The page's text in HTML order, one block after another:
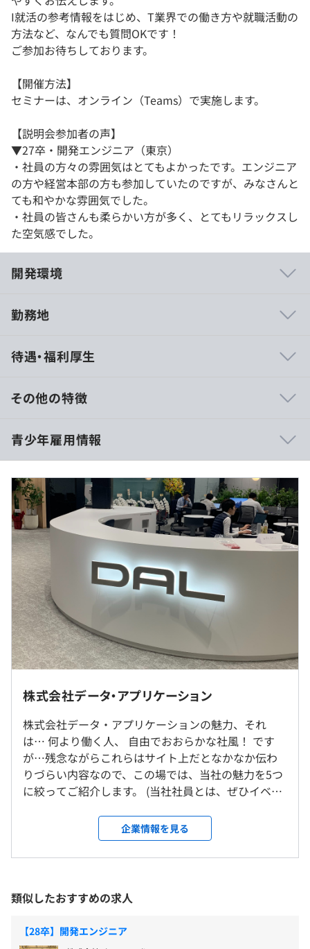
I就活の参考情報をはじめ、T業界での働き方や就職活動の
方法など、なんでも質問OKです！
ご参加お待ちしております。
【開催方法】
セミナーは、オンライン（Teams）で実施します。
【説明会参加者の声】
▼27卒・開発エンジニア（東京）
・社員の方々の雰囲気はとてもよかったです。エンジニア
の方や経営本部の方も参加していたのですが、みなさんと
ても和やかな雰囲気でした。
・社員の皆さんも柔らかい方が多く、とてもリラックスし
た空気感でした。
開発環境
残業時間15時間、フルフレックス制の導入など長く働け
少数精鋭で開発する環境ですので、入社してから前線で活
躍していただくことが可能です。
たりとした雰囲気もありながら自分のペースで仕事ができ
る環境です。
■メタバース環境あり
出社してても、在宅しててもコミュニケーションがとりや
すいようにメタバースを導入しております。
在宅でも1人で作業してても、社員のコミュニケーション
をとりやすい環境を心がけております。
■売上の17%を研究開発に投資
「EDI＝企業間電子データ交換」は、業務の効率化･生産
性向上、今後のDXに欠かせません。
業界をリードする研究開発 型企業として、「技術力･製品
力」が一番の強みです。
売上高3年間平均に対し17％を研究開発に投資しており、
売上高100億円以下の上場企業1,000社の中で上位10社に
ランクインする投資水準となっています。
■EDIミドルウェア市場でシェアNo.1
EDIとは、企業間電子取引を実現するシステムで日常に非
通信ネットワークテクノロジーであるEDIは、企業間シス
テムの大量受発注取引をDX化し、人的コストの削減や機
会損失の減少といっ た、さまざまな生産性向上効果を生
オブジェクト指向、ウォーターフォール
勤務地
鹿児島県鹿児島市武1丁目2-10 JR鹿児島中央ビル【鹿児
島オフィス】
受動喫煙防止措置に関する事項
原則屋内禁煙
待遇・福利厚生
所要時間：1時間30分
休憩時間：インターンのためなし
平均残業時間：インターンのためなし
実施日のみ
インターンのためなし
インターンのためなし
その他の特徴
青少年雇用情報
過去３年間の新卒採用者数・離職者数
前年度 採用者数4人 離職者数0人
2年度前 採用者数3人 離職者数0人
3年度前 採用者数1人 離職者数0人
過去３年間の新卒採用者数の男女別人数
前年度 男性4人 女性0人
2年度前 男性2人 女性1人
3年度前 男性1人 女性0人
平均勤続年数
16.0年
研修の有無及び内容
全新入社員に対し入社後3か月のビジネスマナー、プログ
ラミング等研修を実施
自己啓発支援の有無及びその内容
メンター制度の有無
前年度の月平均所定外労働時間の実績
16.0時間
株式会社データ・アプリケーション
株式会社データ・アプリケーションの魅力、それ
は… 何より働く人、 自由でおおらかな社風！ です
が…残念ながらこれらはサイト上だとなかなか伝わ
りづらい内容なので、この場では、当社の魅力を5つ
に絞ってご紹介します。 (当社社員とは、ぜひイベン
長ビジネスモデル 私たちは企業内外のデータをシー
ムレスにつなぐ、社会になくてはならない製品づく
りをしています。 さらに、企業間データ連携の分野
んが、重要な社会インフラのひとつとして、確固た
る基盤を築き上げました。 ②DX支援企業 DXなどデ
ータに基づいた企業経営への注目度が高まり、適切
な経営判断を下すためにも、今後はデータの信頼性
企業情報を見る
類似したおすすめの求人
【28卒】開発エンジニア